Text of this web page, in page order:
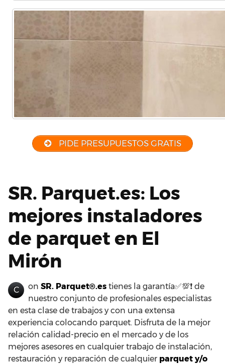
PIDE PRESUPUESTOS GRATIS
SR. Parquet.es: Los
mejores instaladores
de parquet en El
Mirón
C on SR. Parquet®.es tienes la garantía✅💯❗ de
nuestro conjunto de profesionales especialistas
en esta clase de trabajos y con una extensa
experiencia colocando parquet. Disfruta de la mejor
relación calidad-precio en el mercado y de los
mejores asesores en cualquier trabajo de instalación,
restauración y reparación de cualquier parquet y/o